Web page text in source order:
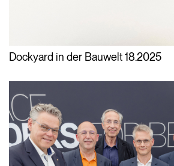
Dockyard in der Bauwelt 18.2025